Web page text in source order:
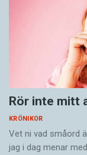
Rör inte mitt
KRÖNIKOR
Vet ni vad småord
jag i dag menar